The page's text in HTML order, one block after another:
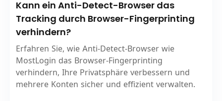
Kann ein Anti-Detect-Browser das
Tracking durch Browser-Fingerprinting
verhindern?
Erfahren Sie, wie Anti-Detect-Browser wie
MostLogin das Browser-Fingerprinting
verhindern, Ihre Privatsphäre verbessern und
mehrere Konten sicher und effizient verwalten.